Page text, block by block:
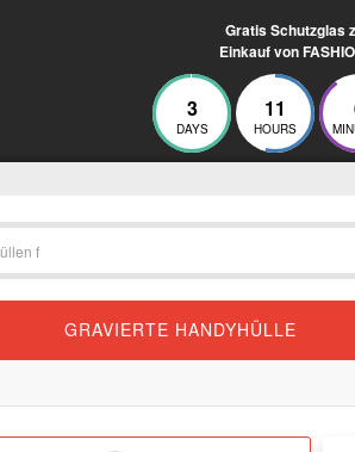
Gratis Schutzglas
Einkauf von
3
DAYS
11
HOURS
GRAVIERTE HANDYHÜLLE